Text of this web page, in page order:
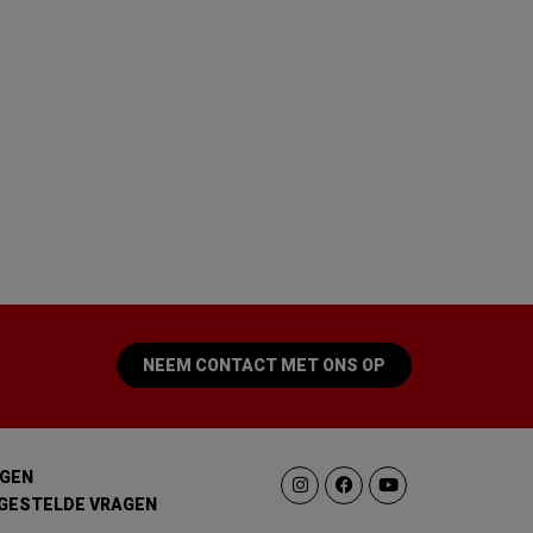
NEEM CONTACT MET ONS OP
VRAGEN